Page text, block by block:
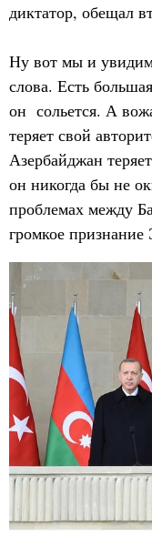
диктатор, обещал
Ну вот мы и
слова. Есть
он сольется. А
теряет свой
Азербайджан
он никогда бы не
проблемах между
громкое признание